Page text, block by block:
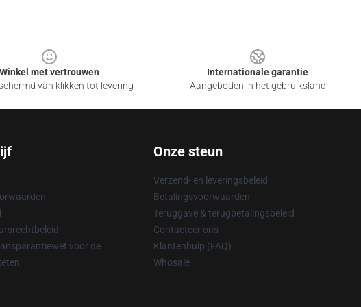
Winkel met vertrouwen
van klikken tot levering
Internationale garantie
Aangeboden in het gebruiksland
voor de
Onze steun
Verzend- en leveringsbeleid
Betalingsvoorwaarden
Teruggave & terugbetalingsbeleid
Contacteer ons
Klantenhulp (FAQ)
Whosale